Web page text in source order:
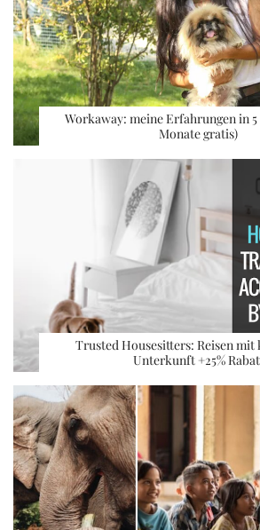
Workaway: meine Erfahrungen in
Monate gratis)
Trusted Housesitters: Reisen mit
Unterkunft +25%